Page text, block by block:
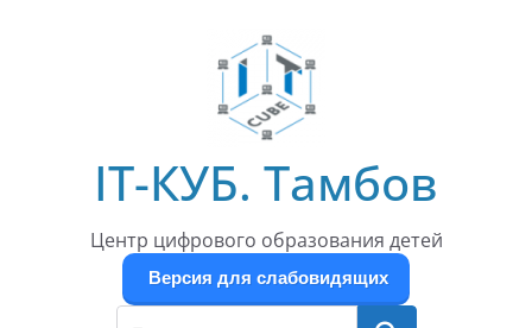
IT-КУБ. Тамбов
Центр цифрового образования детей
Версия для слабовидящих